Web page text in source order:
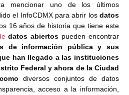
mencionar uno de los últimos
el InfoCDMX para abrir los datos
16 años de historia que tiene este
datos abiertos pueden encontrar
de información pública y sus
han llegado a las instituciones
Federal y ahora de la Ciudad
diversos conjuntos de datos
acceso a la información,